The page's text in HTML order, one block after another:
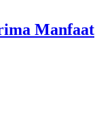
Manfaat